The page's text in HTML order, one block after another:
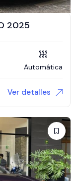
2025
Automática
Ver detalles